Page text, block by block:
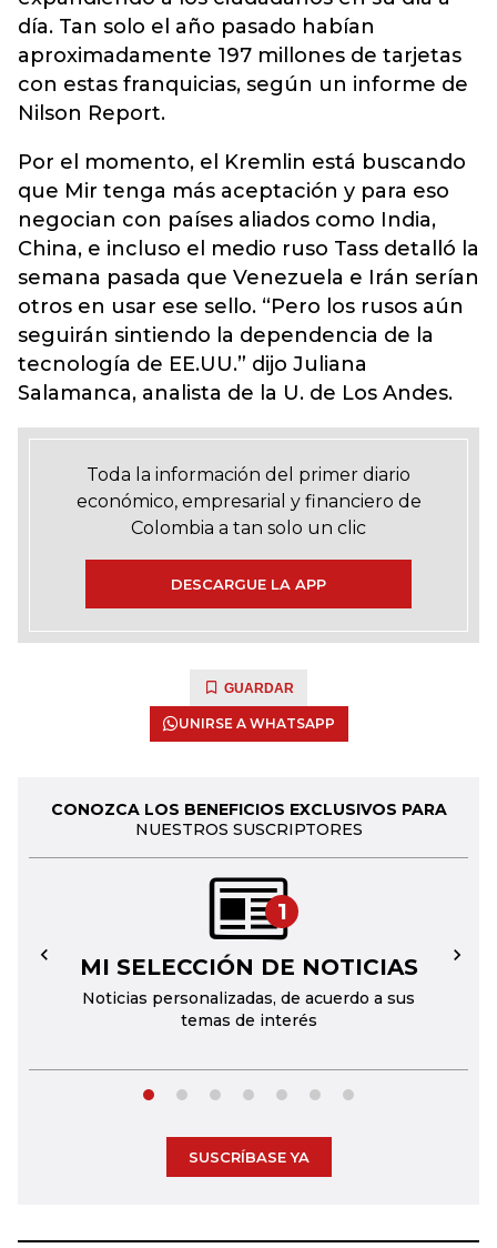
día. Tan solo el año pasado habían
aproximadamente 197 millones de tarjetas
con estas franquicias, según un informe de
Nilson Report.
Por el momento, el Kremlin está buscando
que Mir tenga más aceptación y para eso
negocian con países aliados como India,
China, e incluso el medio ruso Tass detalló la
semana pasada que Venezuela e Irán serían
otros en usar ese sello. “Pero los rusos aún
seguirán sintiendo la dependencia de la
tecnología de EE.UU.” dijo Juliana
Salamanca, analista de la U. de Los Andes.
Toda la información del primer diario
económico, empresarial y financiero de
Colombia a tan solo un clic
DESCARGUE LA APP
GUARDAR
UNIRSE A WHATSAPP
CONOZCA LOS BENEFICIOS EXCLUSIVOS PARA
NUESTROS SUSCRIPTORES
1
MI SELECCIÓN DE NOTICIAS
Noticias personalizadas, de acuerdo a sus
temas de interés
← →
SUSCRÍBASE YA